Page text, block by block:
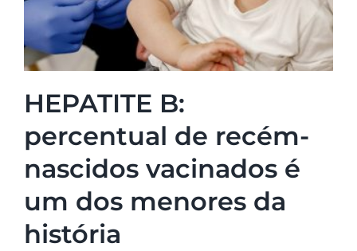
HEPATITE B:
percentual de recém-
nascidos vacinados é
um dos menores da
história